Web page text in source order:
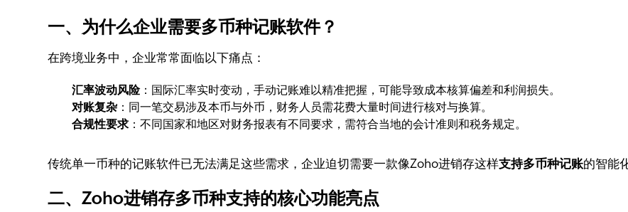
一、为什么企业需要多币种记账软件？
在跨境业务中，企业常常面临以下痛点：
汇率波动风险：国际汇率实时变动，手动记账难以精准把握，可能导致成本核算偏差和利润损失。
对账复杂 ：同一笔交易涉及本币与外币，财务人员需花费大量时间进行核对与换算。
合规性要求：不同国家和地区对财务报表有不同要求，需符合当地的会计准则和税务规定。
传统单一币种的记账软件已无法满足这些需求，企业迫切需要一款像Zoho进销存这样支持多币种记账的智能
二、Zoho进销存多币种支持的核心功能亮点